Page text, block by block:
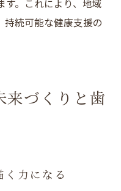
す。これにより、地域
持続可能な健康支援の
来づくりと歯
く力になる